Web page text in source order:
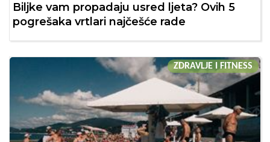
Biljke vam propadaju usred ljeta? Ovih 5
pogrešaka vrtlari najčešće rade
ZDRAVLJE I FITNESS